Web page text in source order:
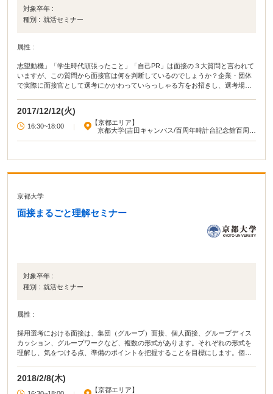
対象卒年 :
種別 : 就活セミナー
属性 :
志望動機」「学生時代頑張ったこと」「自己PR」は面接の３大質問と言われて
いますが、この質問から面接官は何を判断しているのでしょうか？企業・団体
で実際に面接官として選考にかかわっていらっしゃる方をお招きし、選考場面
2017/12/12(火)
16:30~18:00 |
【京都エリア】
京都大学(吉田キャンパス/百周年時計台記念館百周年
京都大学
面接まるごと理解セミナー
対象卒年 :
種別 : 就活セミナー
属性 :
採用選考における面接は、集団（グループ）面接、個人面接、グループディス
カッション、グループワークなど、複数の形式があります。それぞれの形式を
理解し、気をつける点、準備のポイントを把握することを目標にします。個人
のセミナーとほぼ同じ内容です。
2018/2/8(木)
【京都エリア】